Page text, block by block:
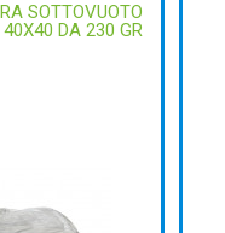
SOTTOVUOTO
40X40 DA 230 GR